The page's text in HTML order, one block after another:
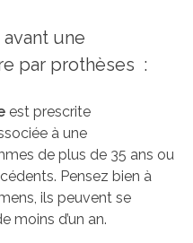
une
par prothèses :
est prescrite
à une
de plus de 35 ans ou
Pensez bien à
ils peuvent se
moins d’un an.